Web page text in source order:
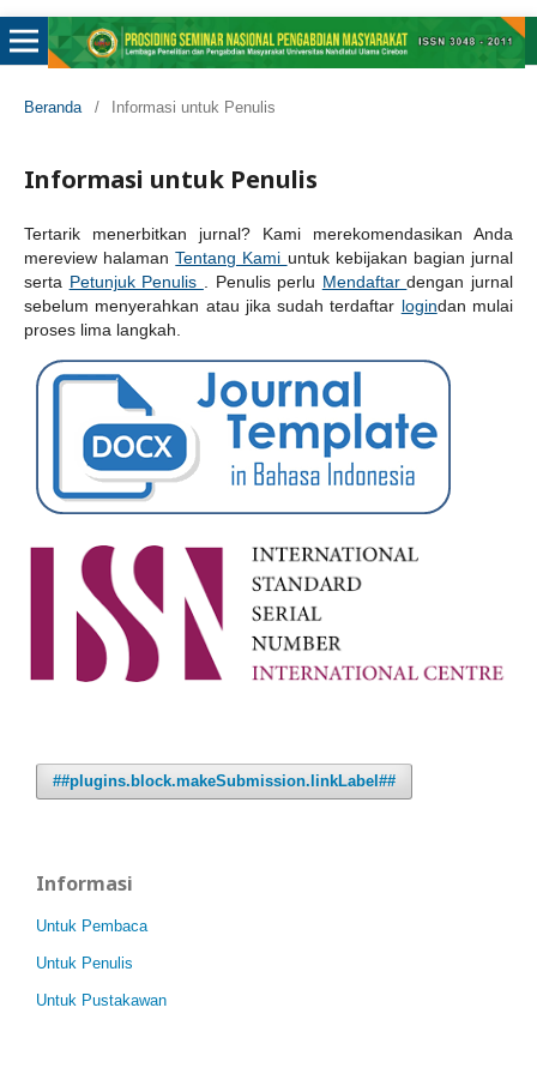
Beranda / Informasi untuk Penulis
Informasi untuk Penulis
Tertarik menerbitkan jurnal? Kami merekomendasikan Anda
mereview halamanTentang Kami untuk kebijakan bagian jurnal
serta Petunjuk Penulis . Penulis perlu Mendaftardengan jurnal
sebelum menyerahkan atau jika sudah terdaftar logindan mulai
proses lima langkah.
##plugins.block.makeSubmission.linkLabel##
Informasi
Untuk Pembaca
Untuk Penulis
Untuk Pustakawan